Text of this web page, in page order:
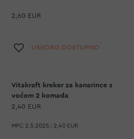
2,60 EUR
Dodaj na listu želja
USKORO DOSTUPNO
Vitakraft kreker za kanarince s
voćem 2 komada
2,40 EUR
MPC 2.5.2025.: 2,40 EUR